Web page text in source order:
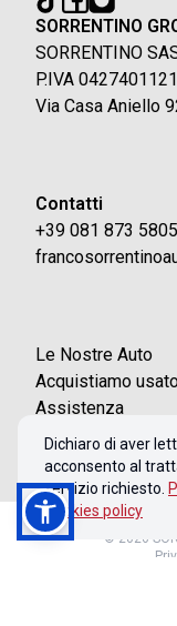
SORRENTINO
SORRENTINO
P.IVA
Via Casa Aniello
Contatti
+39 081 873 5805
Le Nostre Auto
Acquistiamo
Assistenza
Contatti
Dichiaro di aver
acconsento al
servizio richiesto.
Cookies policy
© 2026